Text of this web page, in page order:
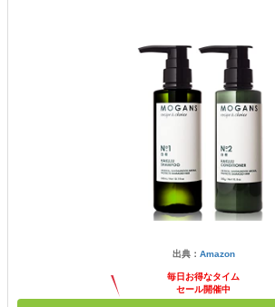
出典： Amazon
毎日お得なタイム
セール開催中